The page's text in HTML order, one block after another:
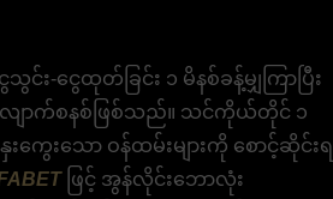
း-ငွေထုတ်ခြင်း ၁ မိနစ်ခန့်မျှကြာပြီး
ျောက်စနစ်ဖြစ်သည်။ သင်ကိုယ်တိုင် ၁
ေးသော ဝန်ထမ်းများကို စောင့်ဆိုင်းရ
ဖြင့် အွန်လိုင်းဘောလုံး